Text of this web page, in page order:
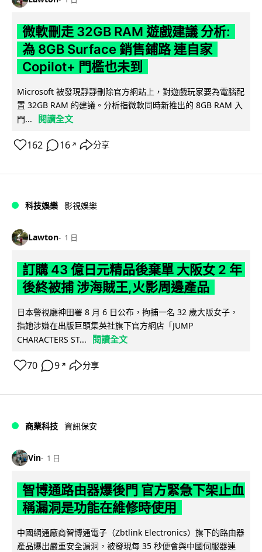
微軟刪走 32GB RAM 遊戲建議 分析:
為 8GB Surface 銷售鋪路 連自家
Copilot+ 門檻也未到
Microsoft 被發現靜靜刪除官方網站上，對遊戲玩家要為電腦配
置 32GB RAM 的建議。分析指微軟同時新推出的 8GB RAM 入
門...
閱讀全文
162 16 ↗ 分享
科技娛樂 影視娛樂
Lawton 1 日
訂購 43 億日元精品後棄單 大阪女 2 年
後終被捕 涉海賊王,火影周邊產品
日本警視廳神田署 8 月 6 日公布，拘捕一名 32 歲大阪女子，
指她涉嫌在出版巨頭集英社旗下官方網店「JUMP
CHARACTERS ST...
閱讀全文
70 9 ↗ 分享
商業科技 資訊保安
Vin 1 日
智博通路由器爆後門 官方緊急下架止血
稱漏洞是功能在維修時使用
中國網通廠商智博通電子（Zbtlink Electronics）旗下的路由器
產品爆出嚴重安全漏洞，被發現每 35 秒便會與中國伺服器連